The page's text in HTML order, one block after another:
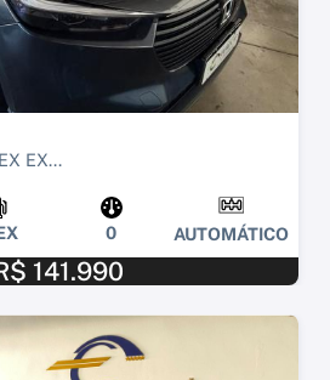
EX...
0 AUTOMÁTICO
141.990